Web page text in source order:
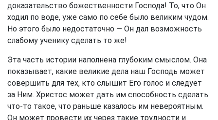
доказательство божественности Господа! То, что Он
ходил по воде, уже само по себе было великим чудом.
Но этого было недостаточно — Он дал возможность
слабому ученику сделать то же!
Эта часть истории наполнена глубоким смыслом. Она
показывает, какие великие дела наш Господь может
совершить для тех, кто слышит Его голос и следует
за Ним. Христос может дать им способность сделать
что-то такое, что раньше казалось им невероятным.
Он может провести их через такие трудности и